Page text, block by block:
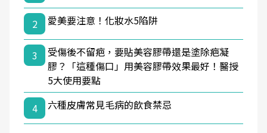
2 愛美要注意！化妝水5陷阱
3
受傷後不留疤，要貼美容膠帶還是塗除疤凝
膠？「這種傷口」用美容膠帶效果最好！醫授
5大使用要點
4
六種皮膚常見毛病的飲食禁忌